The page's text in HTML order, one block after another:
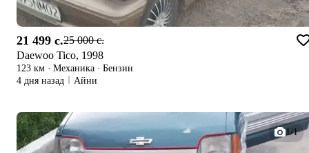
21 499 c.25 000 c.
Daewoo Tico, 1998
123 км · Механика · Бензин
4 дня назад
Айни
1/1